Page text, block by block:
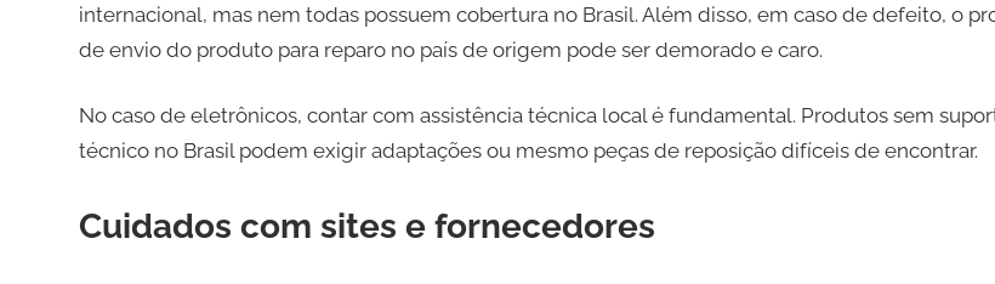
internacional, mas nem todas possuem cobertura no Brasil. Além disso, em caso de defeito, o
de envio do produto para reparo no país de origem pode ser demorado e caro.
No caso de eletrônicos, contar com assistência técnica local é fundamental. Produtos sem
técnico no Brasil podem exigir adaptações ou mesmo peças de reposição difíceis de encontrar.
Cuidados com sites e fornecedores